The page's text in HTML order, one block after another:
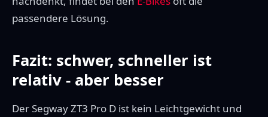
passendere Lösung.
Fazit: schwer, schneller ist
relativ - aber besser
Der Segway ZT3 Pro D ist kein Leichtgewicht und